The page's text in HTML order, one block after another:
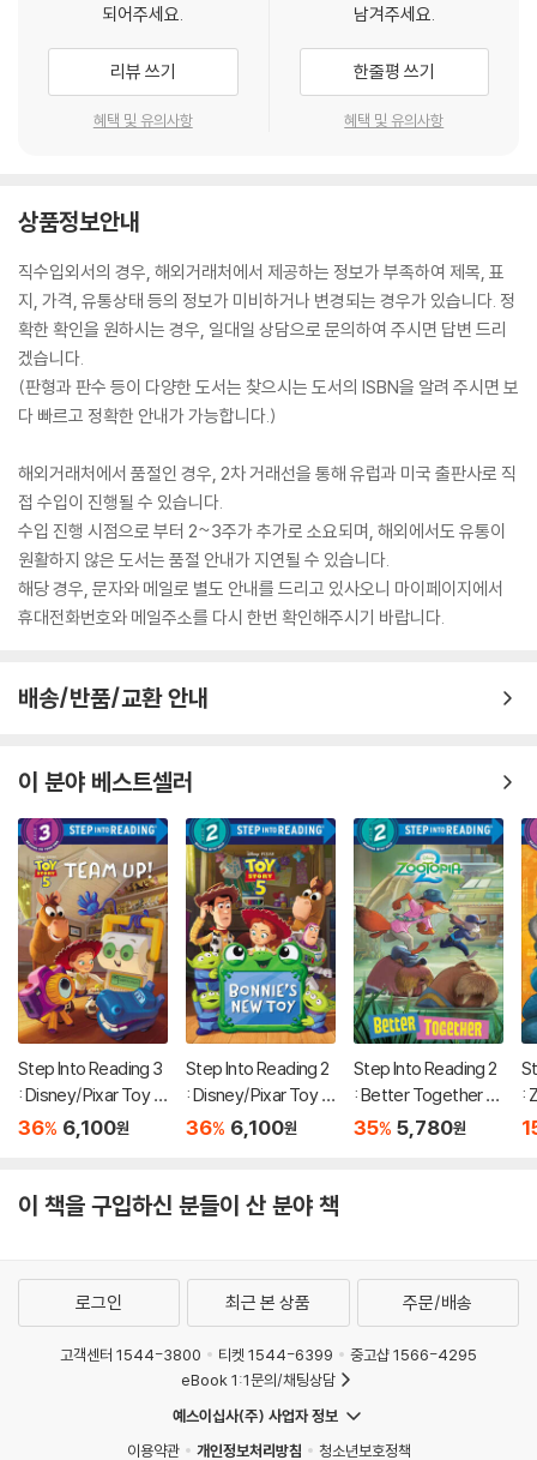
되어주세요.
리뷰 쓰기
혜택 및 유의사항
남겨주세요.
한줄평 쓰기
혜택 및 유의사항
상품정보안내
직수입외서의 경우, 해외거래처에서 제공하는 정보가 부족하여 제목, 표
지, 가격, 유통상태 등의 정보가 미비하거나 변경되는 경우가 있습니다. 정
확한 확인을 원하시는 경우, 일대일 상담으로 문의하여 주시면 답변 드리
겠습니다.
(판형과 판수 등이 다양한 도서는 찾으시는 도서의 ISBN을 알려 주시면 보
다 빠르고 정확한 안내가 가능합니다.)
해외거래처에서 품절인 경우, 2차 거래선을 통해 유럽과 미국 출판사로 직
접 수입이 진행될 수 있습니다.
수입 진행 시점으로 부터 2~3주가 추가로 소요되며, 해외에서도 유통이
원활하지 않은 도서는 품절 안내가 지연될 수 있습니다.
해당 경우, 문자와 메일로 별도 안내를 드리고 있사오니 마이페이지에서
휴대전화번호와 메일주소를 다시 한번 확인해주시기 바랍니다.
배송/반품/교환 안내
이 분야 베스트셀러
Step Into Reading 3
: Disney/Pixar Toy S
tory 5 : Team Up!
36% 6,100원
Step Into Reading 2
: Disney/Pixar Toy S
tory 5 : Bonnie's Ne
36% 6,100원
Step Into Reading 2
: Better Together (D
isney Zootopia 2)
35% 5,780원
:
이 책을 구입하신 분들이 산 분야 책
로그인 최근 본 상품 주문/배송
고객센터 1544-3800 티켓 1544-6399
중고샵 1566-4295
eBook 1:1문의/채팅상담
예스이십사(주) 사업자 정보
이용약관
개인정보처리방침 청소년보호정책